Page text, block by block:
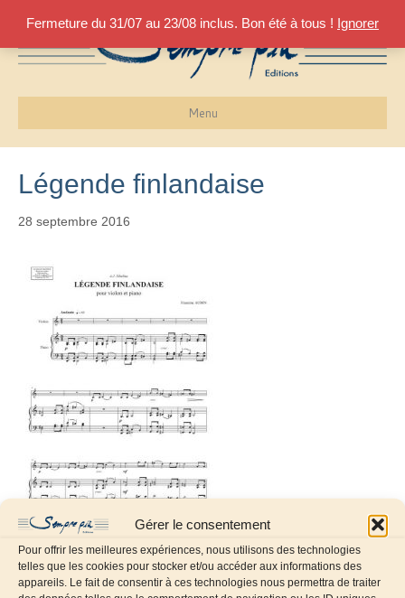
Gérer le consentement
Pour offrir les meilleures expériences, nous utilisons des technologies
telles que les cookies pour stocker et/ou accéder aux informations des
appareils. Le fait de consentir à ces technologies nous permettra de traiter
Fermeture du 31/07 au 23/08 inclus. Bon été à tous ! Ignorer
Menu
Légende finlandaise
28 septembre 2016